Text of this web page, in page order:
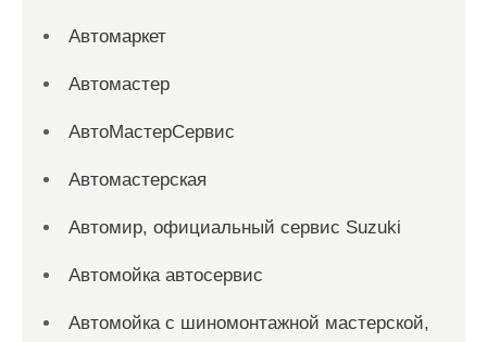
Автомаркет
Автомастер
АвтоМастерСервис
Автомастерская
Автомир, официальный сервис Suzuki
Автомойка автосервис
Автомойка с шиномонтажной мастерской,